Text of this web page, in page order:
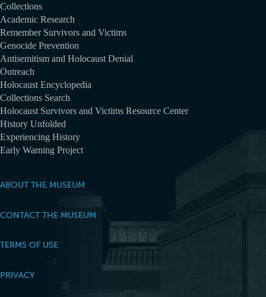
Collections
Academic Research
Remember Survivors and Victims
Genocide Prevention
Antisemitism and Holocaust Denial
Outreach
Holocaust Encyclopedia
Collections Search
Holocaust Survivors and Victims Resource Center
History Unfolded
Experiencing History
Early Warning Project
ABOUT THE MUSEUM
CONTACT THE MUSEUM
TERMS OF USE
PRIVACY